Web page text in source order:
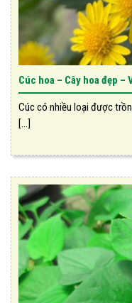
Cúc hoa – Cây hoa đẹp –
Cúc có nhiều loại được
[...]